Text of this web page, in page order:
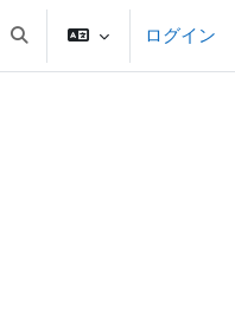
検索入力に切り替えるログイン